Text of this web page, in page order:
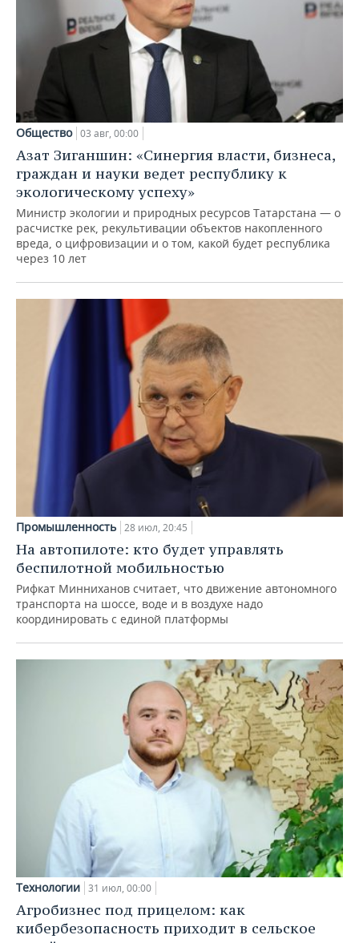
Общество 03 авг, 00:00
Азат Зиганшин: «Синергия власти, бизнеса,
граждан и науки ведет республику к
экологическому успеху»
Министр экологии и природных ресурсов Татарстана — о
расчистке рек, рекультивации объектов накопленного
вреда, о цифровизации и о том, какой будет республика
через 10 лет
Промышленность 28 июл, 20:45
На автопилоте: кто будет управлять
беспилотной мобильностью
Рифкат Минниханов считает, что движение автономного
транспорта на шоссе, воде и в воздухе надо
координировать с единой платформы
Технологии 31 июл, 00:00
Агробизнес под прицелом: как
кибербезопасность приходит в сельское